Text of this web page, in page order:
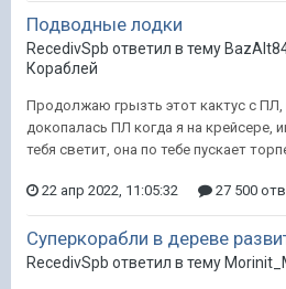
Подводные лодки
RecedivSpb ответил в тему
Кораблей
Продолжаю грызть этот кактус с ПЛ,
докопалась ПЛ когда я на крейсере,
тебя светит, она по тебе пускает
22 апр 2022, 11:05:32 27 500
Cуперкорабли в дереве
RecedivSpb ответил в тему